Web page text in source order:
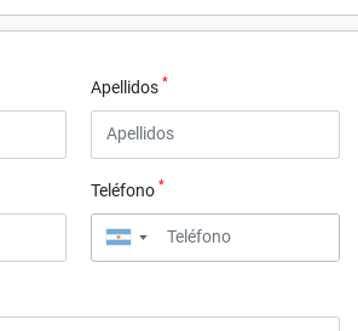
Apellidos *
Teléfono *
▼